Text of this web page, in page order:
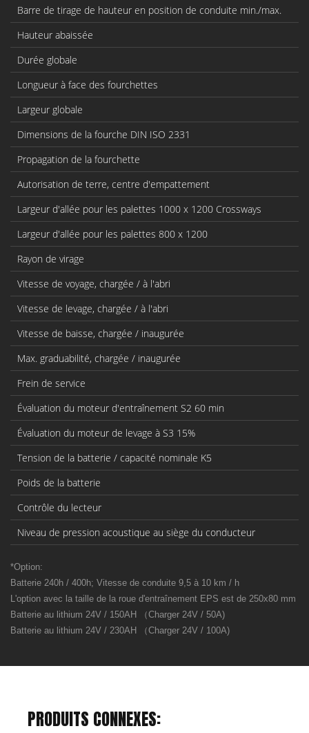
Barre de tirage de hauteur en position de conduite min./max.
Hauteur abaissée
Durée globale
Longueur à face des fourchettes
Largeur globale
Dimensions de la fourche DIN ISO 2331
Propagation de la fourchette
Autorisation de terre, centre d'empattement
Largeur d'allée pour les palettes 1000 x 1200 Crossways
Largeur d'allée pour les palettes 800 x 1200
Rayon de virage
Vitesse de voyage, chargée / à l'abri
Vitesse de levage, chargée / à l'abri
Vitesse de baisse, chargée / inaugurée
Max. graduabilité, chargée / inaugurée
Frein de service
Évaluation du moteur d'entraînement S2 60 min
Évaluation du moteur de levage à S3 15%
Tension de la batterie / capacité nominale K5
Poids de la batterie
Contrôle du lecteur
Niveau de pression acoustique au siège du conducteur
*Option:
Batterie 240h / 400h; Vitesse de conduite 9,5 à 10 km / h
L'option avec la taille de la roue d'entraînement EPS est de 250x80 mm
Batterie au lithium 24V / 150AH （Charger 24V / 50A)
Batterie au lithium 24V / 230AH （Charger 24V / 100A)
PRODUITS CONNEXES: